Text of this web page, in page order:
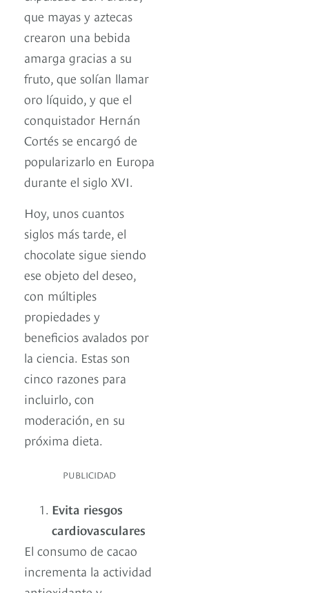
que mayas y aztecas
crearon una bebida
amarga gracias a su
fruto, que solían llamar
oro líquido, y que el
conquistador Hernán
Cortés se encargó de
popularizarlo en Europa
durante el siglo XVI.
Hoy, unos cuantos
siglos más tarde, el
chocolate sigue siendo
ese objeto del deseo,
con múltiples
propiedades y
beneficios avalados por
la ciencia. Estas son
cinco razones para
incluirlo, con
moderación, en su
próxima dieta.
PUBLICIDAD
Evita riesgos
cardiovasculares
El consumo de cacao
incrementa la actividad